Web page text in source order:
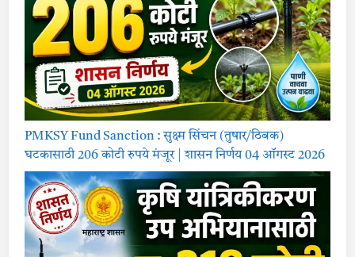
PMKSY Fund Sanction : सुक्ष्म सिंचन (तुषार/ठिबक)
घटकासाठी 206 कोटी रुपये मंजूर | शासन निर्णय 04 ऑगस्ट 2026